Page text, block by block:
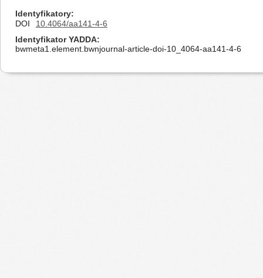
Identyfikatory
DOI
10.4064/aa141-4-6
Identyfikator YADDA
bwmeta1.element.bwnjournal-article-doi-10_4064-aa141-4-6